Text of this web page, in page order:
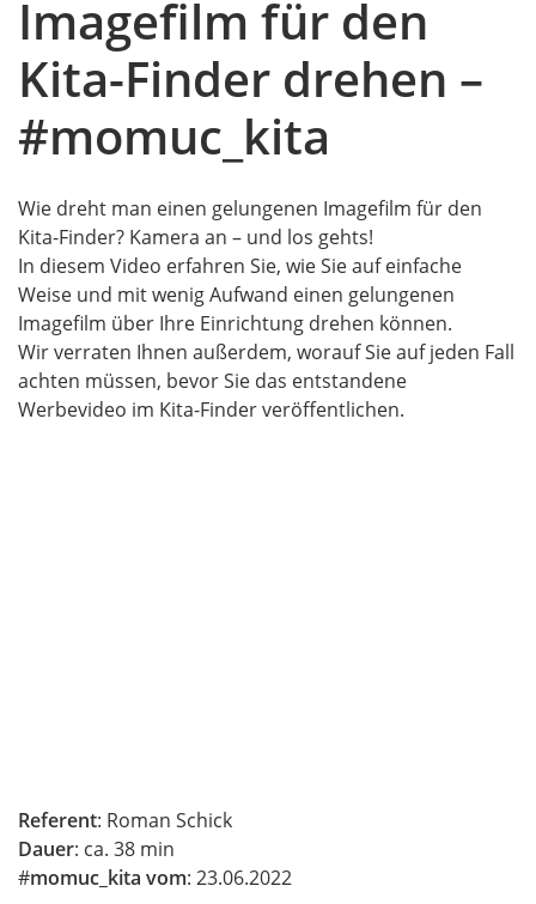
Imageﬁlm für den
Kita-Finder drehen –
#momuc_kita
Wie dreht man einen gelungenen Imageﬁlm für den
Kita-Finder? Kamera an – und los gehts!
In diesem Video erfahren Sie, wie Sie auf einfache
Weise und mit wenig Aufwand einen gelungenen
Imageﬁlm über Ihre Einrichtung drehen können.
Wir verraten Ihnen außerdem, worauf Sie auf jeden Fall
achten müssen, bevor Sie das entstandene
Werbevideo im Kita-Finder veröffentlichen.
Referent: Roman Schick
Dauer: ca. 38 min
#momuc_kita vom: 23.06.2022